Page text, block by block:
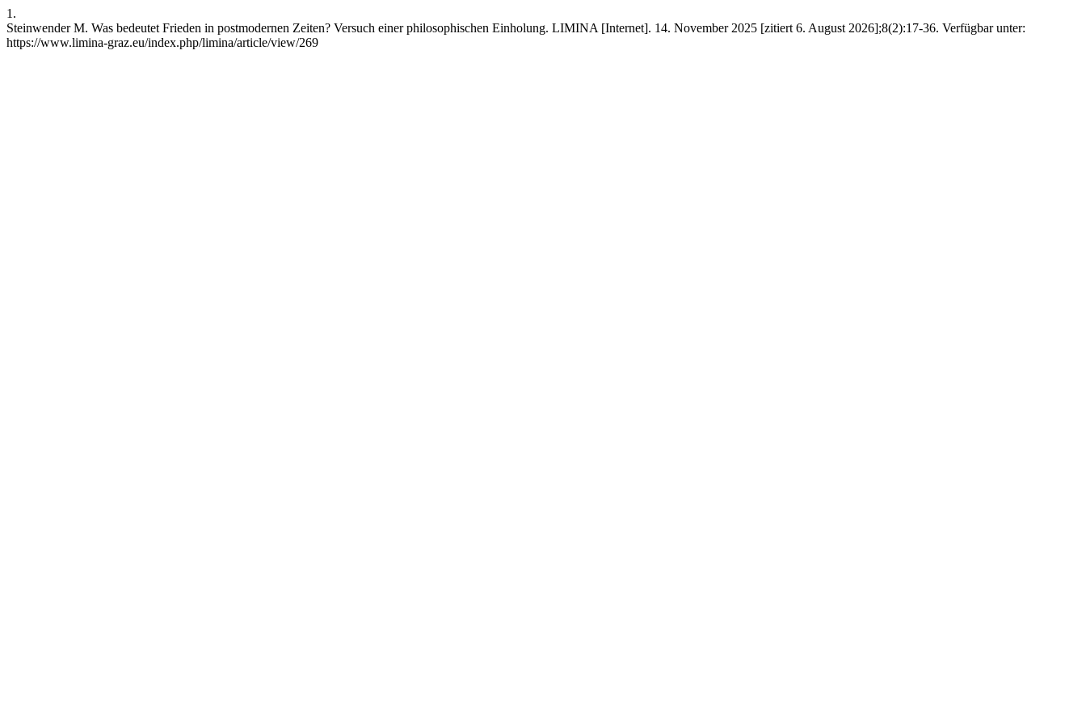
1.
Steinwender M. Was bedeutet Frieden in postmodernen Zeiten? Versuch einer philosophischen Einholung. LIMINA [Internet]. 14. November 2025 [zitiert 6. August 2026];8(2):17-36. Verfügbar unter:
https://www.limina-graz.eu/index.php/limina/article/view/269